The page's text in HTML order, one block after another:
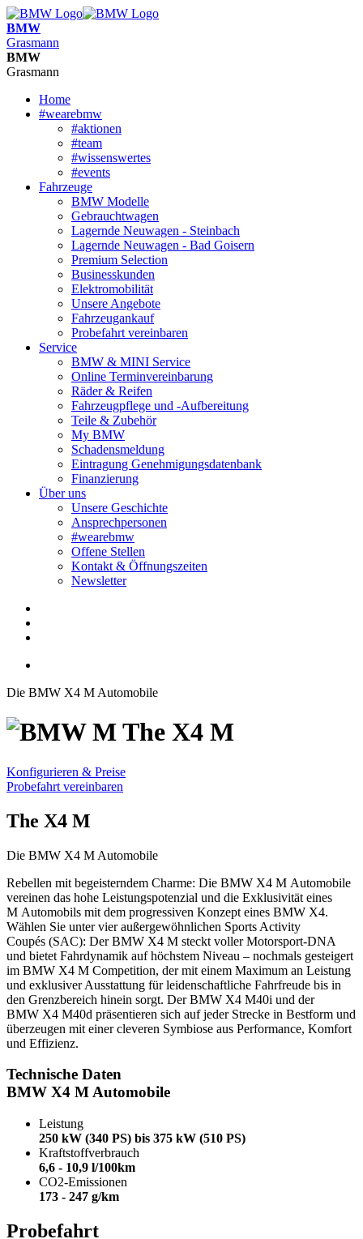
BMW
Grasmann
BMW
Grasmann
Home
#wearebmw
#aktionen
#team
#wissenswertes
#events
Fahrzeuge
BMW Modelle
Gebrauchtwagen
Lagernde Neuwagen - Steinbach
Lagernde Neuwagen - Bad Goisern
Premium Selection
Businesskunden
Elektromobilität
Unsere Angebote
Fahrzeugankauf
Probefahrt vereinbaren
Service
BMW & MINI Service
Online Terminvereinbarung
Räder & Reifen
Fahrzeugpflege und -Aufbereitung
Teile & Zubehör
My BMW
Schadensmeldung
Eintragung Genehmigungsdatenbank
Finanzierung
Über uns
Unsere Geschichte
Ansprechpersonen
#wearebmw
Offene Stellen
Kontakt & Öffnungszeiten
Newsletter
Die BMW X4 M Automobile
The X4 M
Konfigurieren & Preise
Probefahrt vereinbaren
The X4 M
Die BMW X4 M Automobile
Rebellen mit begeisterndem Charme: Die BMW X4 M Automobile
vereinen das hohe Leistungs­potenzial und die Exklusivität eines
M Automobils mit dem progressiven Konzept eines BMW X4.
Wählen Sie unter vier außer­gewöhnlichen Sports Activity
Coupés (SAC): Der BMW X4 M steckt voller Motorsport-DNA
und bietet Fahrdynamik auf höchstem Niveau – nochmals gesteigert
im BMW X4 M Competition, der mit einem Maximum an Leistung
und exklusiver Ausstattung für leiden­schaftliche Fahrfreude bis in
den Grenzbereich hinein sorgt. Der BMW X4 M40i und der
BMW X4 M40d präsentieren sich auf jeder Strecke in Bestform und
überzeugen mit einer cleveren Symbiose aus Performance, Komfort
und Effizienz.
Technische Daten
BMW X4 M Automobile
Leistung
250 kW (340 PS) bis 375 kW (510 PS)
Kraftstoffverbrauch
6,6 - 10,9 l/100km
CO2-Emissionen
173 - 247 g/km
Probefahrt